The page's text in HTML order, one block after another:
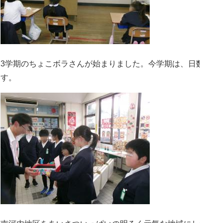
3学期のちょこボラさんが始まりました。今学期は、
す。